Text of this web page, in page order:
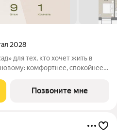
2028
в
комфортнее, спокойнее и
город, привычные маршруты,
Позвоните мне